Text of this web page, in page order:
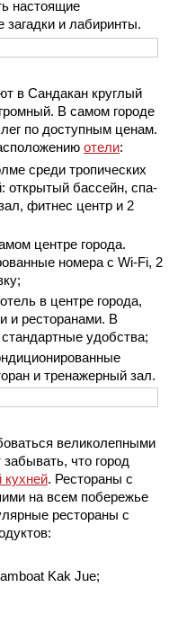
настоящие
и лабиринты.
в Сандакан круглый
В самом городе
по доступным ценам.
отели:
среди тропических
открытый бассейн, спа-
фитнес центр и 2
центре города.
номера с Wi-Fi, 2
в центре города,
и ресторанами. В
удобства;
и тренажерный зал.
великолепными
что город
кухней. Рестораны с
на всем побережье
рестораны с
Kak Jue;